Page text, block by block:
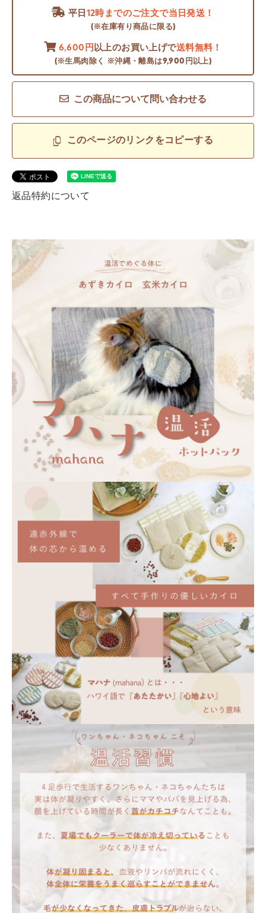
平日 12時までのご注文で当日発送！
(※在庫有り商品に限る)
6,600円 以上のお買い上げで送料無料！
(※生馬肉除く ※沖縄・離島は9,900円以上)
この商品について問い合わせる
このページのリンクをコピーする
返品特約について